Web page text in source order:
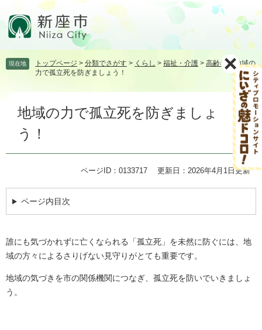
頭飛 現在地 トップページ > 分類でさがす > くらし > 福祉・介護 > 高齢者>地域の
力で孤立死を防ぎましょう！
地域の力で孤立死を防ぎましょ
う！
ページID：0133717 更新日：2026年4月1日更新
ページ内目次
誰にも気づかれずに亡くなられる「孤立死」を未然に防ぐには、地
域の方々によるさりげない見守りがとても重要です。
地域の気づきを市の関係機関につなぎ、孤立死を防いでいきましょ
う。